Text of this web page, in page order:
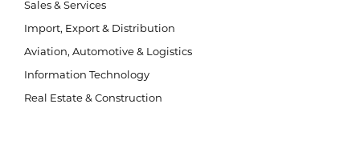
Sales & Services
Import, Export & Distribution
Aviation, Automotive & Logistics
Information Technology
Real Estate & Construction